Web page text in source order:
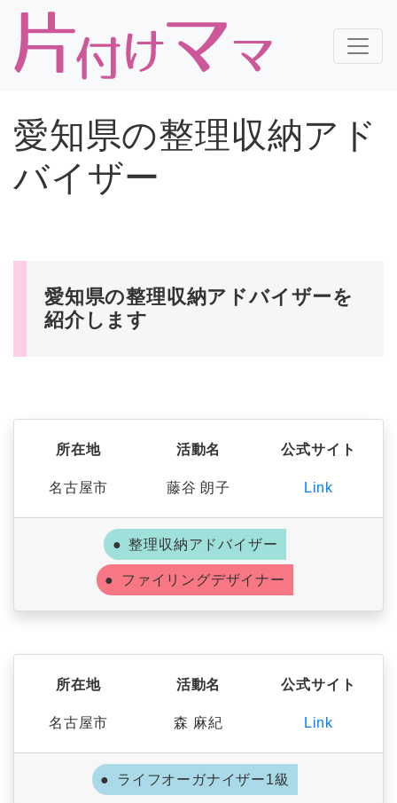
愛知県の整理収納アド
バイザー
愛知県の整理収納アドバイザーを
紹介します
所在地
名古屋市
活動名
藤谷 朗子
公式サイト
Link
整理収納アドバイザー
ファイリングデザイナー
所在地
名古屋市
活動名
森 麻紀
公式サイト
Link
ライフオーガナイザー1級